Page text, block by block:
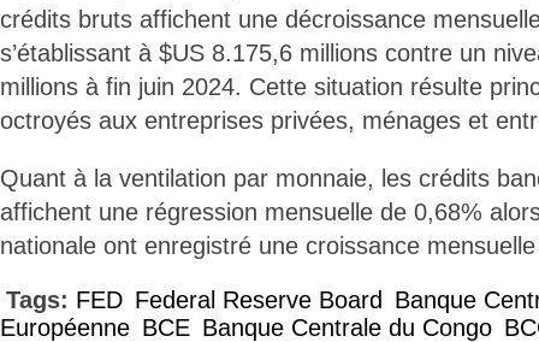
crédits bruts affichent une décroissance
s’établissant à $US 8.175,6 millions contre un
millions à fin juin 2024. Cette situation résulte
octroyés aux entreprises privées, ménages et
Quant à la ventilation par monnaie, les crédits
affichent une régression mensuelle de 0,68%
nationale ont enregistré une croissance
Tags: FED Federal Reserve Board
Banque
Européenne BCE Banque Centrale du Congo